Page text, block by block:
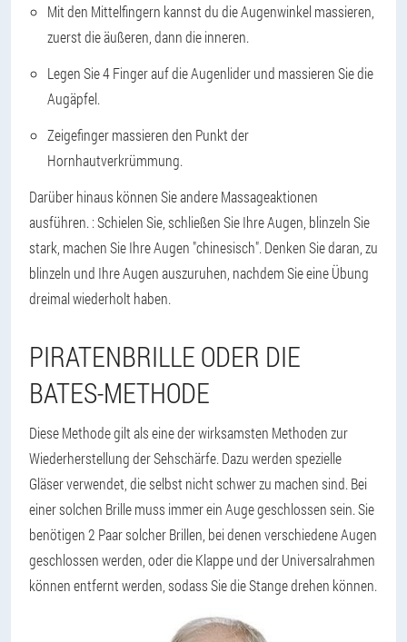
Mit den Mittelfingern kannst du die Augenwinkel massieren,
zuerst die äußeren, dann die inneren.
Legen Sie 4 Finger auf die Augenlider und massieren Sie die
Augäpfel.
Zeigefinger massieren den Punkt der
Hornhautverkrümmung.
Darüber hinaus können Sie andere Massageaktionen
ausführen.: Schielen Sie, schließen Sie Ihre Augen, blinzeln Sie
stark, machen Sie Ihre Augen "chinesisch". Denken Sie daran, zu
blinzeln und Ihre Augen auszuruhen, nachdem Sie eine Übung
dreimal wiederholt haben.
PIRATENBRILLE ODER DIE
BATES-METHODE
Diese Methode gilt als eine der wirksamsten Methoden zur
Wiederherstellung der Sehschärfe. Dazu werden spezielle
Gläser verwendet, die selbst nicht schwer zu machen sind. Bei
einer solchen Brille muss immer ein Auge geschlossen sein. Sie
benötigen 2 Paar solcher Brillen, bei denen verschiedene Augen
geschlossen werden, oder die Klappe und der Universalrahmen
können entfernt werden, sodass Sie die Stange drehen können.